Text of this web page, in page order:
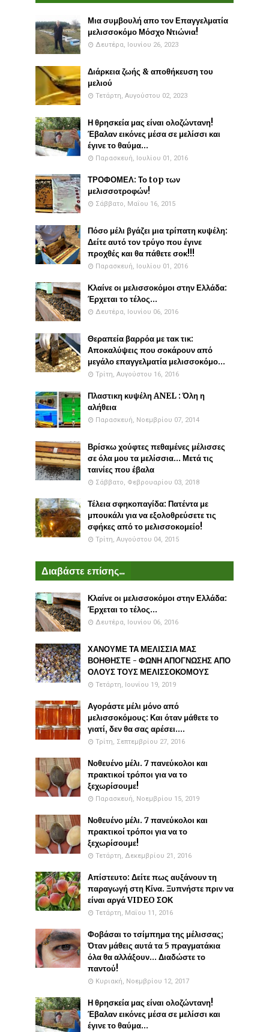
Μια συμβουλή απο τον Επαγγελματία
μελισσοκόμο Μόσχο Ντιώνια!
Δευτέρα, Ιουνίου 26, 2023
Διάρκεια ζωής & αποθήκευση του
μελιού
Τετάρτη, Αυγούστου 02, 2023
Η θρησκεία μας είναι ολοζώντανη!
Έβαλαν εικόνες μέσα σε μελίσσι και
έγινε το θαύμα...
Παρασκευή, Ιουλίου 01, 2016
ΤΡΟΦΟΜΕΛ: Το top των
μελισσοτροφών!
Σάββατο, Μαΐου 16, 2015
Πόσο μέλι βγάζει μια τρίπατη κυψέλη:
Δείτε αυτό τον τρύγο που έγινε
προχθές και θα πάθετε σοκ!!!
Παρασκευή, Ιουλίου 01, 2016
Κλαίνε οι μελισσοκόμοι στην Ελλάδα:
Έρχεται το τέλος...
Δευτέρα, Ιουνίου 06, 2016
Θεραπεία βαρρόα με τακ τικ:
Αποκαλύψεις που σοκάρουν από
μεγάλο επαγγελματία μελισσοκόμο...
Τρίτη, Αυγούστου 16, 2016
Πλαστικη κυψέλη ANEL : Όλη η
αλήθεια
Παρασκευή, Νοεμβρίου 07, 2014
Βρίσκω χούφτες πεθαμένες μέλισσες
σε όλα μου τα μελίσσια... Μετά τις
ταινίες που έβαλα
Σάββατο, Φεβρουαρίου 03, 2018
Τέλεια σφηκοπαγίδα: Πατέντα με
μπουκάλι για να εξολοθρεύσετε τις
σφήκες από το μελισσοκομείο!
Τρίτη, Αυγούστου 04, 2015
Διαβάστε επίσης...
Κλαίνε οι μελισσοκόμοι στην Ελλάδα:
Έρχεται το τέλος...
Δευτέρα, Ιουνίου 06, 2016
ΧΑΝΟΥΜΕ ΤΑ ΜΕΛΙΣΣΙΑ ΜΑΣ
ΒΟΗΘΗΣΤΕ - ΦΩΝΗ ΑΠΟΓΝΩΣΗΣ ΑΠΟ
ΟΛΟΥΣ ΤΟΥΣ ΜΕΛΙΣΣΟΚΟΜΟΥΣ
Τετάρτη, Ιουνίου 19, 2019
Αγοράστε μέλι μόνο από
μελισσοκόμους: Και όταν μάθετε το
γιατί, δεν θα σας αρέσει....
Τρίτη, Σεπτεμβρίου 27, 2016
Νοθευένο μέλι. 7 πανεύκολοι και
πρακτικοί τρόποι για να το
ξεχωρίσουμε!
Παρασκευή, Νοεμβρίου 15, 2019
Νοθευένο μέλι. 7 πανεύκολοι και
πρακτικοί τρόποι για να το
ξεχωρίσουμε!
Τετάρτη, Δεκεμβρίου 21, 2016
Απίστευτο: Δείτε πως αυξάνουν τη
παραγωγή στη Κίνα. Ξυπνήστε πριν να
είναι αργά VIDEO ΣΟΚ
Τετάρτη, Μαΐου 11, 2016
Φοβάσαι το τσίμπημα της μέλισσας;
Όταν μάθεις αυτά τα 5 πραγματάκια
όλα θα αλλάξουν... Διαδώστε το
παντού!
Κυριακή, Νοεμβρίου 12, 2017
Η θρησκεία μας είναι ολοζώντανη!
Έβαλαν εικόνες μέσα σε μελίσσι και
έγινε το θαύμα...